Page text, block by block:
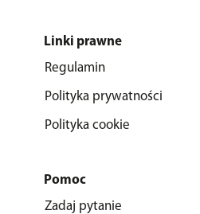
Linki prawne
Regulamin
Polityka prywatności
Polityka cookie
Pomoc
Zadaj pytanie